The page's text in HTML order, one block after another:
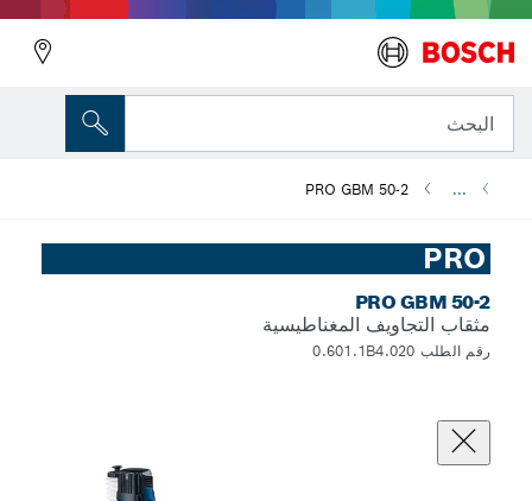
البحث
...
PRO GBM 50-2
PRO
PRO GBM 50-2
مثقاب التجاويف المغناطيسية
رقم الطلب 0.601.1B4.020